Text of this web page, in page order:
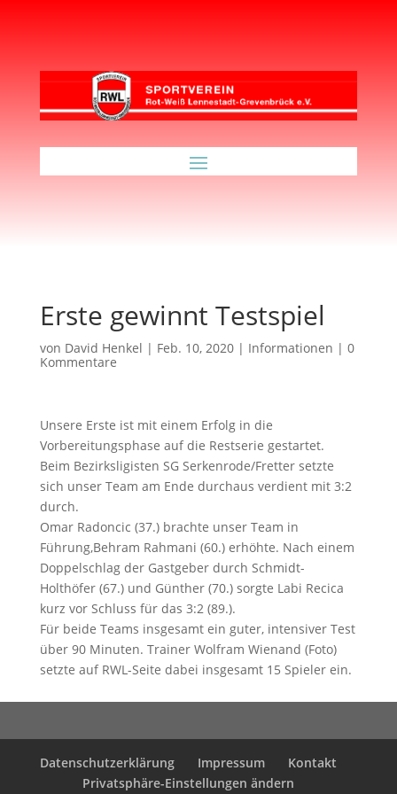
Erste gewinnt Testspiel
von David Henkel | Feb. 10, 2020| Informationen | 0
Kommentare
Unsere Erste ist mit einem Erfolg in die
Vorbereitungsphase auf die Restserie gestartet.
Beim Bezirksligisten SG Serkenrode/Fretter setzte
sich unser Team am Ende durchaus verdient mit 3:2
durch.
Omar Radoncic (37.) brachte unser Team in
Führung,Behram Rahmani (60.) erhöhte. Nach einem
Doppelschlag der Gastgeber durch Schmidt-
Holthöfer (67.) und Günther (70.) sorgte Labi Recica
kurz vor Schluss für das 3:2 (89.).
Für beide Teams insgesamt ein guter, intensiver Test
über 90 Minuten. Trainer Wolfram Wienand (Foto)
setzte auf RWL-Seite dabei insgesamt 15 Spieler ein.
Datenschutzerklärung Impressum
Kontakt
Privatsphäre-Einstellungen ändern